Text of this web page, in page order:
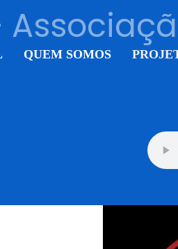
QUEM SOMOS